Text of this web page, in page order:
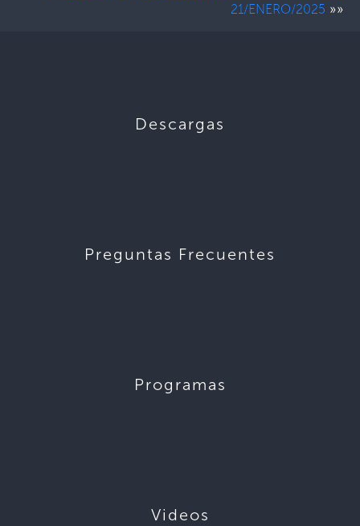
21/ENERO/2025 »»
Descargas
Preguntas Frecuentes
Programas
Videos